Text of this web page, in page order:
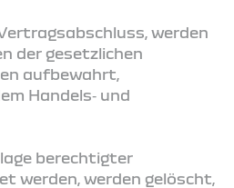
werden
der gesetzlichen
aufbewahrt,
Handels‑ und
berechtigter
werden, werden gelöscht,